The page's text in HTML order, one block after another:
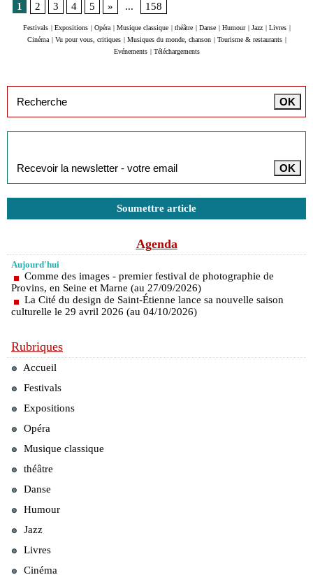
1
2 3 4 5 » ... 158
Festivals Expositions Opéra Musique classique théâtre Danse Humour Jazz Livres
Cinéma
Vu pour vous, critiques Musiques du monde, chanson Tourisme & restaurants
Evénements
Téléchargements
Soumettre article
Agenda
Aujourd'hui
Comme des images - premier festival de photographie de
Provins, en Seine et Marne (au 27/09/2026)
La Cité du design de Saint-Étienne lance sa nouvelle saison
culturelle le 29 avril 2026 (au 04/10/2026)
Rubriques
Accueil
Festivals
Expositions
Opéra
Musique classique
théâtre
Danse
Humour
Jazz
Livres
Cinéma